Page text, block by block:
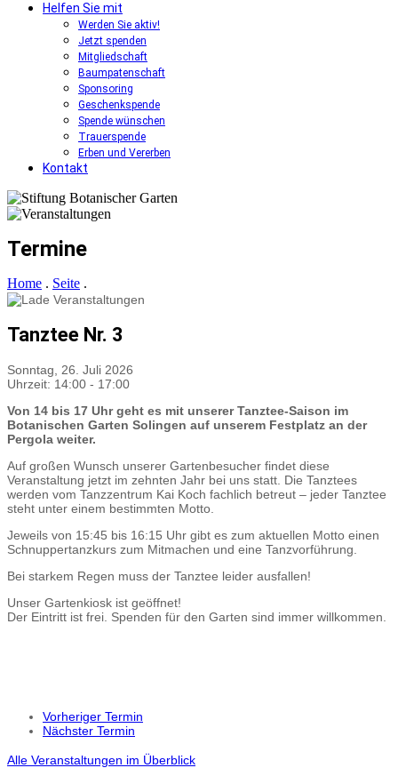
Helfen Sie mit
Werden Sie aktiv!
Jetzt spenden
Mitgliedschaft
Baumpatenschaft
Sponsoring
Geschenkspende
Spende wünschen
Trauerspende
Erben und Vererben
Kontakt
Termine
Home . Seite .
Tanztee Nr. 3
Sonntag, 26. Juli 2026
Uhrzeit: 14:00 - 17:00
Von 14 bis 17 Uhr geht es mit unserer Tanztee-Saison im
Botanischen Garten Solingen auf unserem Festplatz an der
Pergola weiter.
Auf großen Wunsch unserer Gartenbesucher findet diese
Veranstaltung jetzt im zehnten Jahr bei uns statt. Die Tanztees
werden vom Tanzzentrum Kai Koch fachlich betreut – jeder Tanztee
steht unter einem bestimmten Motto.
Jeweils von 15:45 bis 16:15 Uhr gibt es zum aktuellen Motto einen
Schnuppertanzkurs zum Mitmachen und eine Tanzvorführung.
Bei starkem Regen muss der Tanztee leider ausfallen!
Unser Gartenkiosk ist geöffnet!
Der Eintritt ist frei. Spenden für den Garten sind immer willkommen.
Vorheriger Termin
Nächster Termin
Alle Veranstaltungen im Überblick